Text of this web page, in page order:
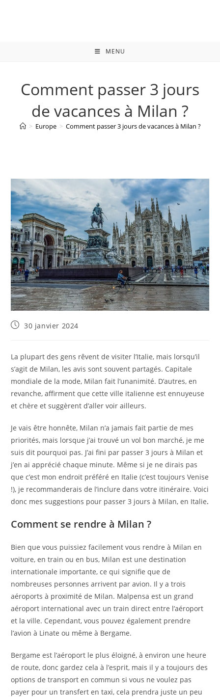
MENU
Comment passer 3 jours
de vacances à Milan ?
> Europe > Comment passer 3 jours de vacances à Milan ?
Publication
30 janvier 2024
La plupart des gens rêvent de visiter l’Italie, mais lorsqu’il
s’agit de Milan, les avis sont souvent partagés. Capitale
mondiale de la mode, Milan fait l’unanimité. D’autres, en
revanche, affirment que cette ville italienne est ennuyeuse
et chère et suggèrent d’aller voir ailleurs.
Je vais être honnête, Milan n’a jamais fait partie de mes
priorités, mais lorsque j’ai trouvé un vol bon marché, je me
suis dit pourquoi pas. J’ai fini par passer 3 jours à Milan et
j’en ai apprécié chaque minute. Même si je ne dirais pas
que c’est mon endroit préféré en Italie (c’est toujours Venise
!), je recommanderais de l’inclure dans votre itinéraire. Voici
donc mes suggestions pour passer 3 jours à Milan, en Italie.
Comment se rendre à Milan ?
Bien que vous puissiez facilement vous rendre à Milan en
voiture, en train ou en bus, Milan est une destination
internationale importante, ce qui signifie que de
nombreuses personnes arrivent par avion. Il y a trois
aéroports à proximité de Milan. Malpensa est un grand
aéroport international avec un train direct entre l’aéroport
et la ville. Cependant, vous pouvez également prendre
l’avion à Linate ou même à Bergame.
Bergame est l’aéroport le plus éloigné, à environ une heure
de route, donc gardez cela à l’esprit, mais il y a toujours des
options de transport en commun si vous ne voulez pas
payer pour un transfert en taxi, cela prendra juste un peu